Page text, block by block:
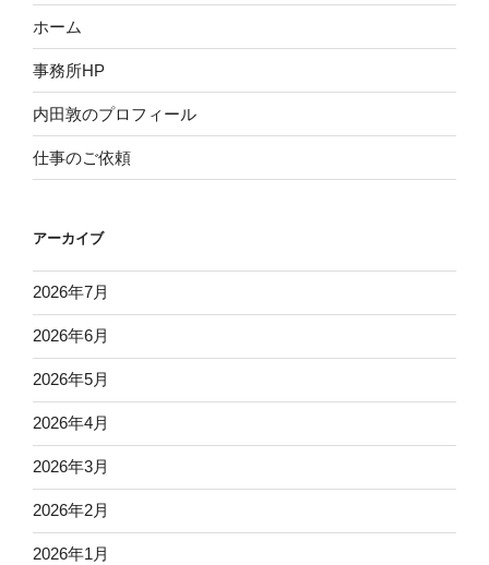
ホーム
事務所HP
内田敦のプロフィール
仕事のご依頼
アーカイブ
2026年7月
2026年6月
2026年5月
2026年4月
2026年3月
2026年2月
2026年1月